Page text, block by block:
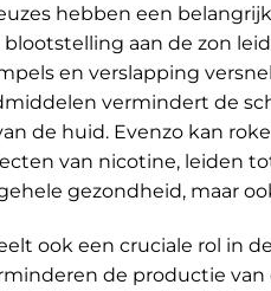
hebben een
aan de zon
en verslapping
vermindert de
de huid. Evenzo kan
van nicotine, leiden
gezondheid, maar
ook een cruciale rol in
de productie